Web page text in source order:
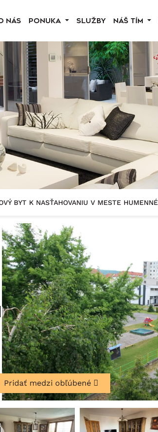
NÁS PONUKA SLUŽBY NÁŠ TÍM
BYT K NASŤAHOVANIU V MESTE HUMENNÉ
Pridať medzi obľúbené